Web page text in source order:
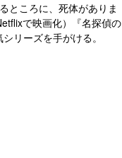
ところに、死体がありま
で映画化）『名探偵の
リーズを手がける。